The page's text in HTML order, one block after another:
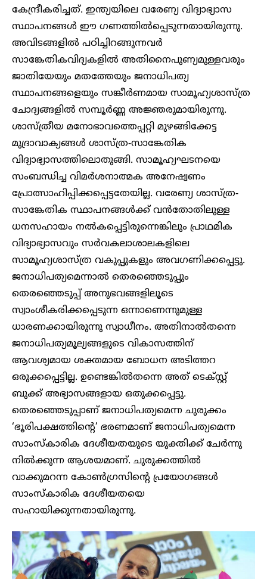
കേന്ദ്രീകരിച്ചത്. ഇന്ത്യയിലെ വരേണ്യ വിദ്യാഭ്യാസ
സ്ഥാപനങ്ങൾ ഈ ഗണത്തിൽപ്പെടുന്നതായിരുന്നു.
അവിടങ്ങളിൽ പഠിച്ചിറങ്ങുന്നവർ
സാങ്കേതികവിദ്യകളിൽ അതിനൈപുണ്യമുള്ളവരും
ജാതിയേയും മതത്തേയും ജനാധിപത്യ
സ്ഥാപനങ്ങളെയും സങ്കീർണമായ സാമൂഹ്യശാസ്ത്ര
ചോദ്യങ്ങളിൽ സമ്പൂർണ്ണ അജ്ഞരുമായിരുന്നു.
ശാസ്ത്രീയ മനോഭാവത്തെപ്പറ്റി മുഴങ്ങിക്കേട്ട
മുദ്രാവാക്യങ്ങൾ ശാസ്ത്ര-സാങ്കേതിക
വിദ്യാഭ്യാസത്തിലൊതുങ്ങി. സാമൂഹ്യഘടനയെ
സംബന്ധിച്ച വിമർശനാത്മക അനേഷ്വണം
പ്രോത്സാഹിപ്പിക്കപ്പെട്ടതേയില്ല. വരേണ്യ ശാസ്ത്ര-
സാങ്കേതിക സ്ഥാപനങ്ങൾക്ക് വൻതോതിലുള്ള
ധനസഹായം നൽകപ്പെട്ടിരുന്നെങ്കിലും പ്രാഥമിക
വിദ്യാഭ്യാസവും സർവകലാശാലകളിലെ
സാമൂഹ്യശാസ്ത്ര വകുപ്പുകളും അവഗണിക്കപ്പെട്ടു.
ജനാധിപത്യമെന്നാൽ തെരഞ്ഞെടുപ്പും
തെരഞ്ഞെടുപ്പ് അനുഭവങ്ങളിലൂടെ
സ്വാംശീകരിക്കപ്പെടുന്ന ഒന്നാണെന്നുമുള്ള
ധാരണക്കായിരുന്നു സ്വാധീനം. അതിനാൽതന്നെ
ജനാധിപത്യമൂല്യങ്ങളുടെ വികാസത്തിന്
ആവശ്യമായ ശക്തമായ ബോധന അടിത്തറ
ഒരുക്കപ്പെട്ടില്ല. ഉണ്ടെങ്കിൽതന്നെ അത് ടെക്സ്റ്റ്
ബുക്ക് അഭ്യാസങ്ങളായ ഒതുക്കപ്പെട്ടു.
തെരഞ്ഞെടുപ്പാണ് ജനാധിപത്യമെന്ന ചുരുക്കം
‘ഭൂരിപക്ഷത്തിന്റെ’ ഭരണമാണ് ജനാധിപത്യമെന്ന
സാംസ്കാരിക ദേശീയതയുടെ യുക്തിക്ക് ചേർന്നു
നിൽക്കുന്ന ആശയമാണ്. ചുരുക്കത്തിൽ
വാക്കുമറന്ന കോൺഗ്രസിന്റെ പ്രയോഗങ്ങൾ
സാംസ്കാരിക ദേശീയതയെ
സഹായിക്കുന്നതായിരുന്നു.